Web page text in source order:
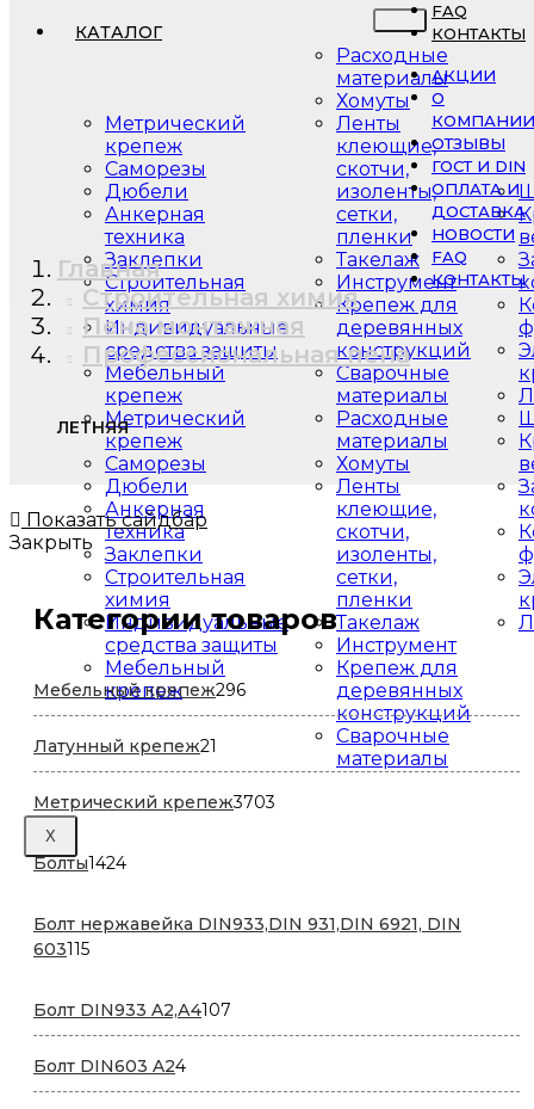
КАТАЛОГ
Метрический
крепеж
Саморезы
Дюбели
Анкерная
техника
Заклепки
Строительная
химия
Индивидуальные
средства защиты
Мебельный
крепеж
Метрический
крепеж
Саморезы
Дюбели
Анкерная
техника
Заклепки
Строительная
химия
Индивидуальные
средства защиты
Мебельный
крепеж
Расходные
материалы
Хомуты
Ленты
клеющие,
скотчи,
изоленты,
сетки,
пленки
Такелаж
Инструмент
Крепеж для
деревянных
конструкций
Сварочные
материалы
Расходные
материалы
Хомуты
Ленты
клеющие,
скотчи,
изоленты,
сетки,
пленки
Такелаж
Инструмент
Крепеж для
деревянных
конструкций
Сварочные
материалы
X
FAQ
КОНТАКТЫ
АКЦИИ
О
КОМПАНИИ
ОТЗЫВЫ
ГОСТ И DIN
ОПЛАТА И
ДОСТАВКА
НОВОСТИ
FAQ
КОНТАКТЫ
Главная
Строительная химия
Пена монтажная
Профессиональная пена
ЛЕТНЯЯ
Показать сайдбар
Закрыть
Категории товаров
Мебельный крепеж296296
товаров
Латунный крепеж21
товар
Метрический крепеж3703
Болты14241424
Болт нержавейка DIN933,DIN 931,DIN 6921, DIN
603115115
Болт DIN933 A2,А4107
товаров
Болт DIN603 A244
товара